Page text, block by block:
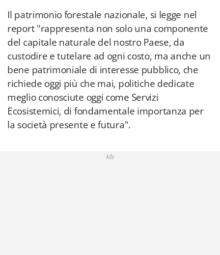
Il patrimonio forestale nazionale, si legge nel
report "rappresenta non solo una componente
del capitale naturale del nostro Paese, da
custodire e tutelare ad ogni costo, ma anche un
bene patrimoniale di interesse pubblico, che
richiede oggi più che mai, politiche dedicate
meglio conosciute oggi come Servizi
Ecosistemici, di fondamentale importanza per
la società presente e futura".
Adv